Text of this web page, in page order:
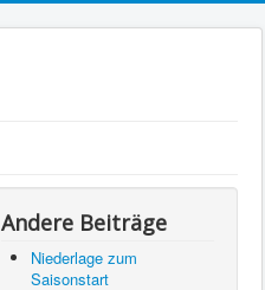
Andere Beiträge
Niederlage zum
Saisonstart